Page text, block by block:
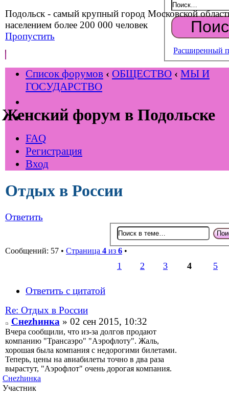
Подольск - самый крупный город Московской
населением более 200 000 человек
Пропустить
Женский форум в Подольске
Расширенный
Список форумов ‹ ОБЩЕСТВО ‹ МЫ И
ГОСУДАРСТВО
FAQ
Регистрация
Вход
Отдых в России
Ответить
Сообщений: 57 • Страница 4 из 6 •
1 2 3 4 5
Ответить с цитатой
Re: Отдых в России
Снеzhинка» 02 сен 2015, 10:32
Вчера сообщили, что из-за долгов продают
компанию "Трансаэро" "Аэрофлоту". Жаль,
хорошая была компания с недорогими билетами.
Теперь, цены на авиабилеты точно в два раза
вырастут, "Аэрофлот" очень дорогая компания.
Снеzhинка
Участник